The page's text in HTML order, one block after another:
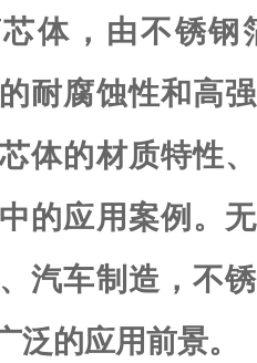
体，由不锈钢
耐腐蚀性和高
体的材质特性
的应用案例。
汽车制造，不
泛的应用前景。